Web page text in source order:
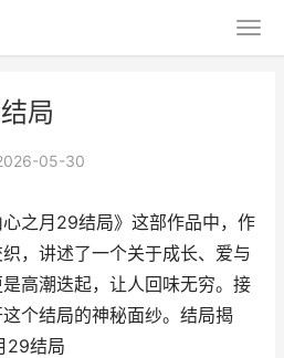
局
05-30
之月29结局》这部作品中，作
，讲述了一个关于成长、爱与
高潮迭起，让人回味无穷。接
个结局的神秘面纱。结局揭
29结局